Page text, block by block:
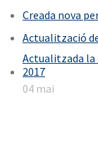
Creada nova
Actualització
Actualitzada la
2017
04 mai